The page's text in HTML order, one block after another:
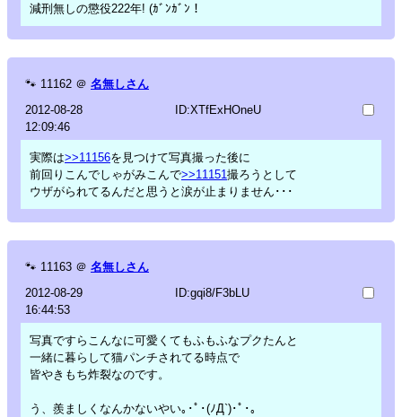
減刑無しの懲役222年! (ｶﾞﾝｶﾞﾝ！
🐾 11162 ＠ 名無しさん
2012-08-28
12:09:46
ID:XTfExHOneU
実際は>>11156を見つけて写真撮った後に
前回りこんでしゃがみこんで>>11151撮ろうとして
ウザがられてるんだと思うと涙が止まりません･･･
🐾 11163 ＠ 名無しさん
2012-08-29
16:44:53
ID:gqi8/F3bLU
写真ですらこんなに可愛くてもふもふなプクたんと
一緒に暮らして猫パンチされてる時点で
皆やきもち炸裂なのです。
う、羨ましくなんかないやい｡･ﾟ･(ﾉД`)･ﾟ･｡